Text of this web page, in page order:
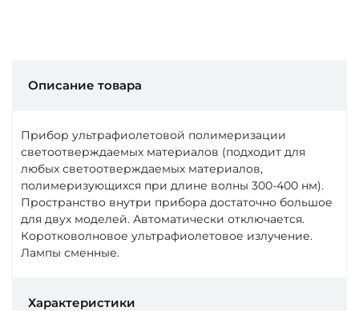
Описание товара
Прибор ультрафиолетовой полимеризации
светоотверждаемых материалов (подходит для
любых светоотверждаемых материалов,
полимеризующихся при длине волны 300-400 нм).
Пространство внутри прибора достаточно большое
для двух моделей. Автоматически отключается.
Коротковолновое ультрафиолетовое излучение.
Лампы сменные.
Характеристики